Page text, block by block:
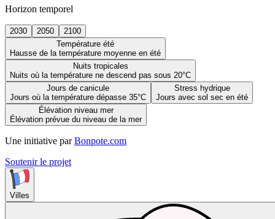
Horizon temporel
2030 2050
2100
Température été
Hausse de la température moyenne en été
Nuits tropicales
Nuits où la température ne descend pas sous 20°C
Jours de canicule
Jours où la température dépasse 35°C
Stress hydrique
Jours avec sol sec en été
Élévation niveau mer
Élévation prévue du niveau de la mer
Une initiative par Bonpote.com
Soutenir le projet
Villes